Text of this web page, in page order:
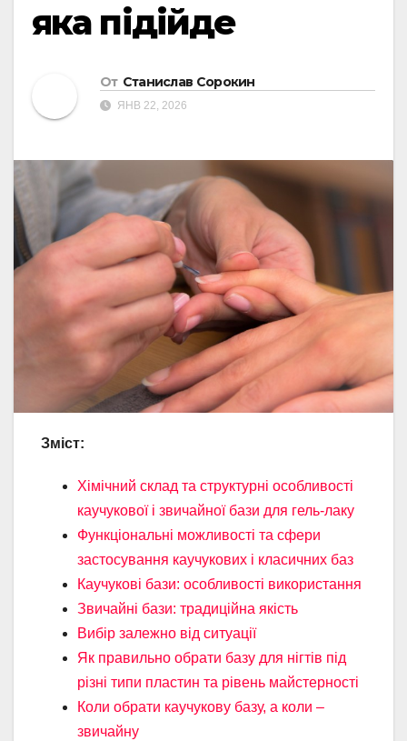
яка підійде
От Станислав Сорокин
ЯНВ 22, 2026
Зміст:
Хімічний склад та структурні особливості
каучукової і звичайної бази для гель-лаку
Функціональні можливості та сфери
застосування каучукових і класичних баз
Каучукові бази: особливості використання
Звичайні бази: традиційна якість
Вибір залежно від ситуації
Як правильно обрати базу для нігтів під
різні типи пластин та рівень майстерності
Коли обрати каучукову базу, а коли –
звичайну